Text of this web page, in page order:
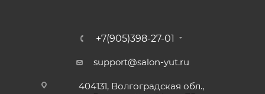
+7(905)398-27-01
support@salon-yut.ru
404131, Волгоградская обл.,